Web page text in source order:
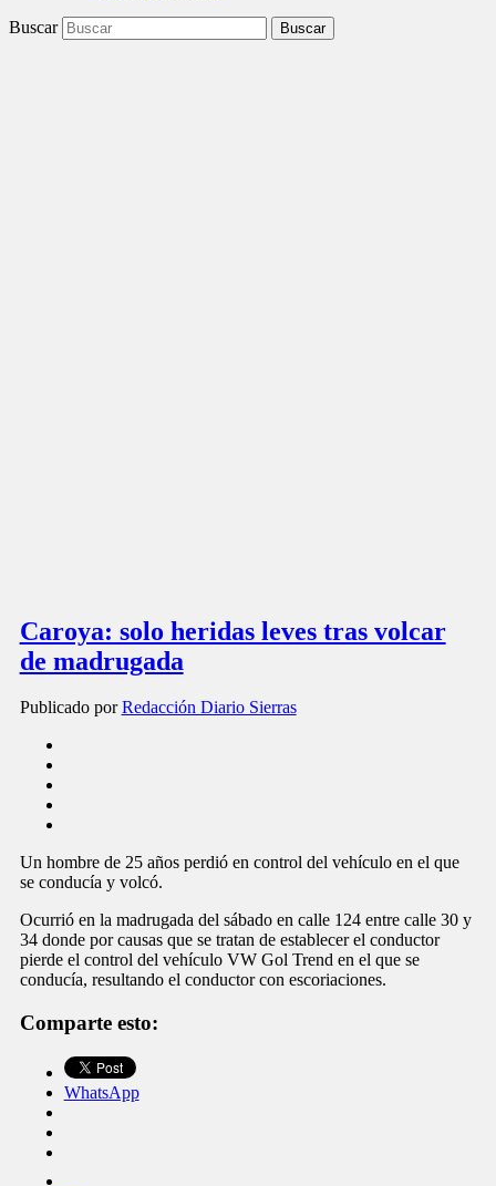
Buscar
Caroya: solo heridas leves tras volcar
de madrugada
Publicado porRedacción Diario Sierras
Un hombre de 25 años perdió en control del vehículo en el que
se conducía y volcó.
Ocurrió en la madrugada del sábado en calle 124 entre calle 30 y
34 donde por causas que se tratan de establecer el conductor
pierde el control del vehículo VW Gol Trend en el que se
conducía, resultando el conductor con escoriaciones.
Comparte esto:
WhatsApp